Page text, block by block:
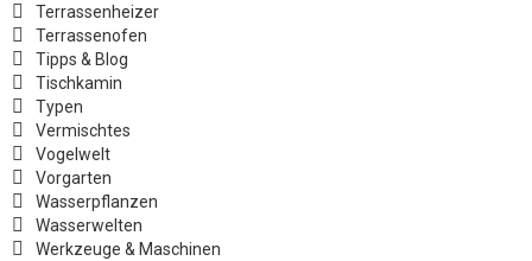
Terrassenheizer
Terrassenofen
Tipps & Blog
Tischkamin
Typen
Vermischtes
Vogelwelt
Vorgarten
Wasserpflanzen
Wasserwelten
Werkzeuge & Maschinen